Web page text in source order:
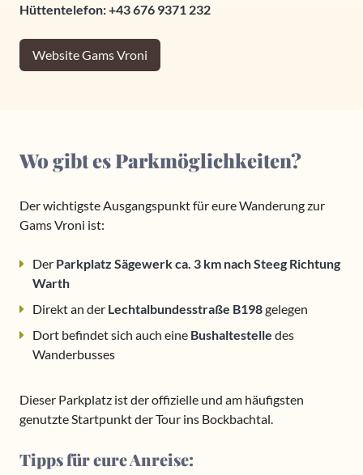
Hüttentelefon: +43 676 9371 232
Website Gams Vroni
Wo gibt es Parkmöglichkeiten?
Der wichtigste Ausgangspunkt für eure Wanderung zur
Gams Vroni ist:
Der Parkplatz Sägewerkca. 3 km nach Steeg Richtung
Warth
Direkt an der Lechtalbundesstraße B198gelegen
Dort befindet sich auch eine Bushaltestelle des
Wanderbusses
Dieser Parkplatz ist der offizielle und am häufigsten
genutzte Startpunkt der Tour ins Bockbachtal.
Tipps für eure Anreise: